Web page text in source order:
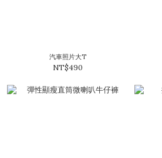
汽車照片大T
NT$490